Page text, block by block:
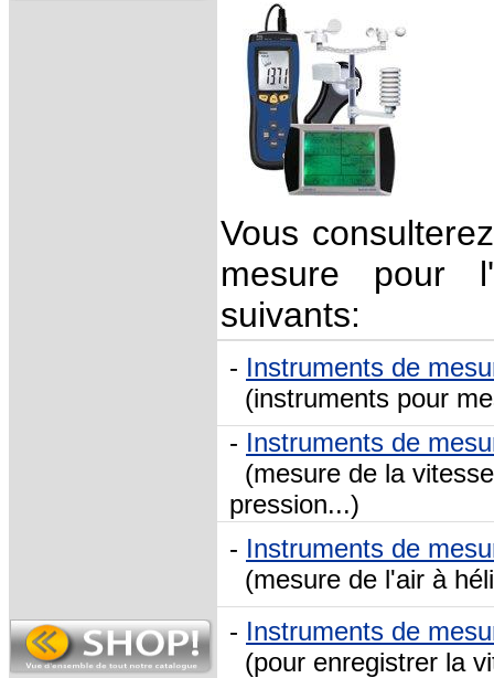
Vous
mesure pour
suivants:
- Instruments de
(instruments pour
- Instruments de
(mesure de la
pression...)
- Instruments de
(mesure de l'air à
- Instruments de
(pour enregistrer la